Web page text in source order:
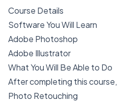
Course Details
Software You Will Learn
Adobe Photoshop
Adobe Illustrator
What You Will Be Able to Do
After completing this
Photo Retouching